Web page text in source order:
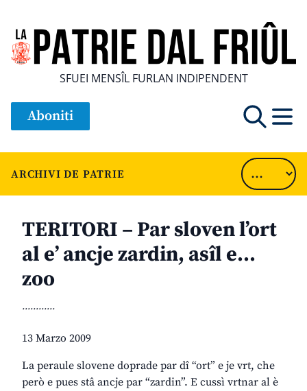
SFUEI MENSÎL FURLAN INDIPENDENT
Aboniti
ARCHIVI DE PATRIE
TERITORI – Par sloven l’ort
al e’ ancje zardin, asîl e…
zoo
............
13 Marzo 2009
La peraule slovene doprade par dî “ort” e je vrt, che
però e pues stâ ancje par “zardin”. E cussì vrtnar al è